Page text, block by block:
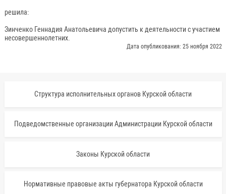
решила:
Зинченко Геннадия Анатольевича допустить к деятельности с участием
несовершеннолетних.
Дата опубликования: 25 ноября 2022
Структура исполнительных органов Курской области
Подведомственные организации Администрации Курской области
Законы Курской области
Нормативные правовые акты губернатора Курской области